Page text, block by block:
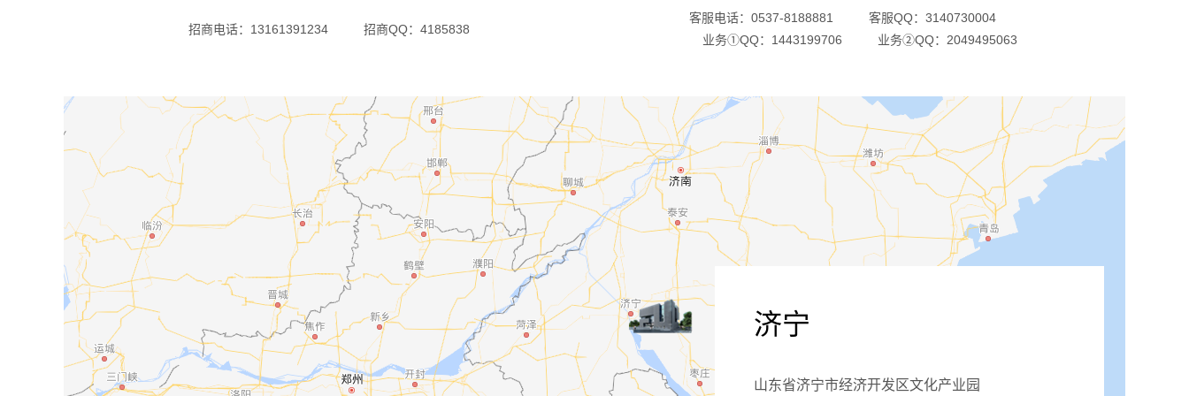
招商电话：13161391234 招商QQ：4185838
客服电话：0537-8188881
客服QQ：3140730004
业务①QQ：1443199706
业务②QQ：2049495063
济宁
山东省济宁市经济开发区文化产业园